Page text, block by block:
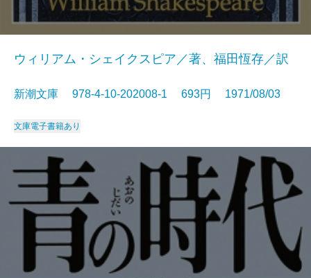
ウィリアム・シェイクスピア／著、福田恆存／訳
新潮文庫 978-4-10-202008-1 693円 1971/08/03
文庫電子書籍あり